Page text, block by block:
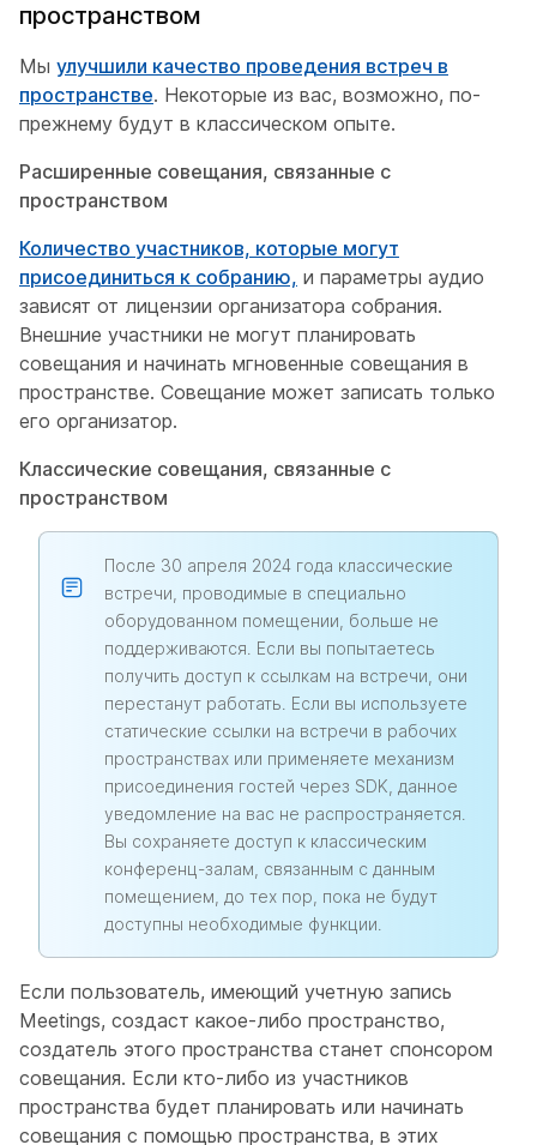
пространством
Мы улучшили качество проведения встреч в
пространстве. Некоторые из вас, возможно, по-
прежнему будут в классическом опыте.
Расширенные совещания, связанные с
пространством
Количество участников, которые могут
присоединиться к собранию, и параметры аудио
зависят от лицензии организатора собрания.
Внешние участники не могут планировать
совещания и начинать мгновенные совещания в
пространстве. Совещание может записать только
его организатор.
Классические совещания, связанные с
пространством
После 30 апреля 2024 года классические
встречи, проводимые в специально
оборудованном помещении, больше не
поддерживаются. Если вы попытаетесь
получить доступ к ссылкам на встречи, они
перестанут работать. Если вы используете
статические ссылки на встречи в рабочих
пространствах или применяете механизм
присоединения гостей через SDK, данное
уведомление на вас не распространяется.
Вы сохраняете доступ к классическим
конференц-залам, связанным с данным
помещением, до тех пор, пока не будут
доступны необходимые функции.
Если пользователь, имеющий учетную запись
Meetings, создаст какое-либо пространство,
создатель этого пространства станет спонсором
совещания. Если кто-либо из участников
пространства будет планировать или начинать
совещания с помощью пространства, в этих